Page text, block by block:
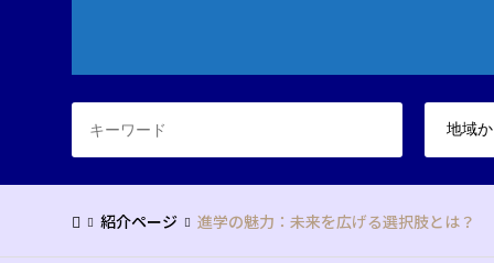
紹介ページ 進学の魅力：未来を広げる選択肢とは？